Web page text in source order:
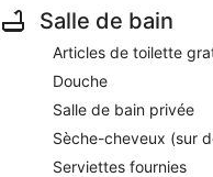
Salle de bain
Articles de toilette
Douche
Salle de bain privée
Sèche-cheveux (sur
Serviettes fournies